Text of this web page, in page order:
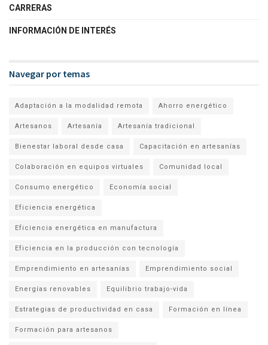
CARRERAS
INFORMACIÓN DE INTERÉS
Navegar por temas
Adaptación a la modalidad remota Ahorro energético
Artesanos Artesanía Artesanía tradicional
Bienestar laboral desde casa Capacitación en artesanías
Colaboración en equipos virtuales Comunidad local
Consumo energético Economía social
Eficiencia energética
Eficiencia energética en manufactura
Eficiencia en la producción con tecnología
Emprendimiento en artesanías Emprendimiento social
Energías renovables Equilibrio trabajo-vida
Estrategias de productividad en casa Formación en línea
Formación para artesanos